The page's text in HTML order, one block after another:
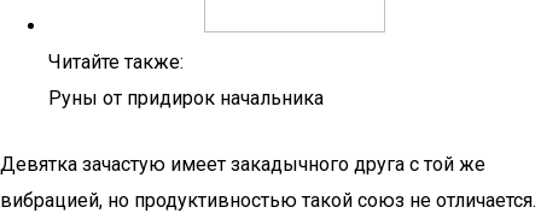
Читайте также:
Руны от придирок начальника
Девятка зачастую имеет закадычного друга с той же
вибрацией, но продуктивностью такой союз не отличается.